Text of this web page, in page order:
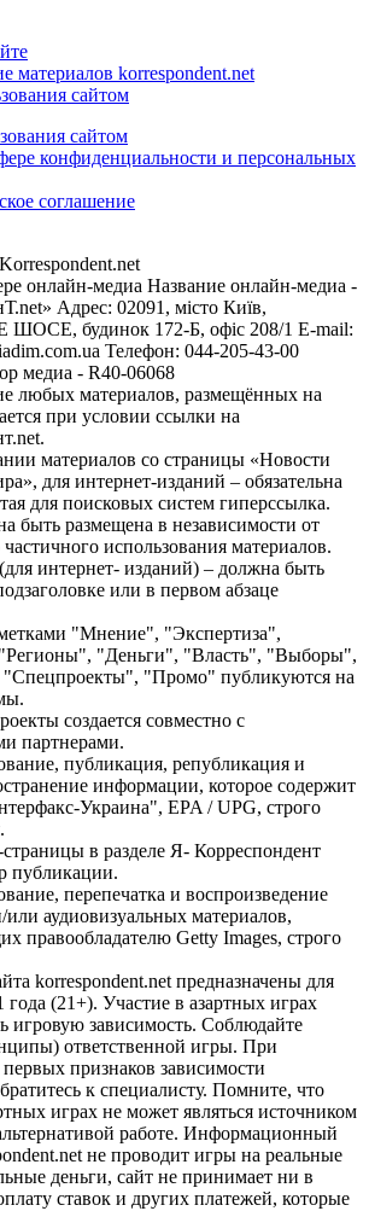
материалов korrespondent.net
сайтом
сайтом
конфиденциальности и персональных
соглашение
онлайн-медиа Название онлайн-медиа -
Адрес: 02091, місто Київ,
будинок 172-Б, офіс 208/1 E-mail:
Телефон: 044-205-43-00
медиа - R40-06068
любых материалов, размещённых на
при условии ссылки на
материалов со страницы «Новости
для интернет-изданий – обязательна
для поисковых систем гиперссылка.
быть размещена в независимости от
использования материалов.
интернет- изданий) – должна быть
или в первом абзаце
"Мнение", "Экспертиза",
"Деньги", "Власть", "Выборы",
"Спецпроекты", "Промо" публикуются на
создается совместно с
партнерами.
публикация, републикация и
информации, которое содержит
Украина", EPA / UPG, строго
в разделе Я- Корреспондент
публикации.
перепечатка и воспроизведение
аудиовизуальных материалов,
правообладателю Getty Images, строго
korrespondent.net предназначены для
года (21+). Участие в азартных играх
игровую зависимость. Соблюдайте
ответственной игры. При
признаков зависимости
к специалисту. Помните, что
играх не может являться источником
работе. Информационный
не проводит игры на реальные
деньги, сайт не принимает ни в
ставок и других платежей, которые